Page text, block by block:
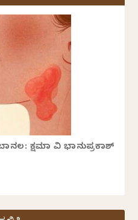
ಕ್ಷಮಾ ವಿ ಭಾನುಪ್ರಕಾಶ್